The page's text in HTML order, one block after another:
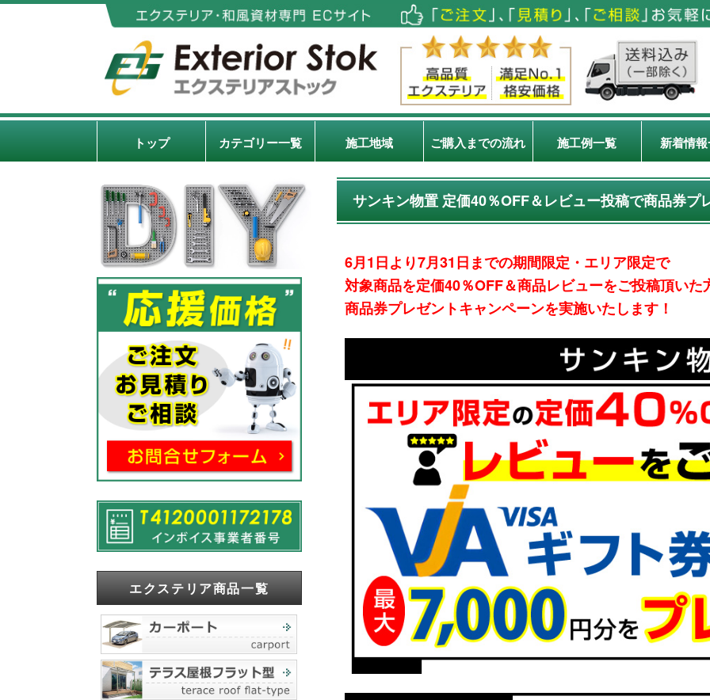
トップ カテゴリー一覧 施工地域 ご購入までの流れ 施工例一覧 新着情
サンキン物置 定価40％OFF＆レビュー投稿で商品券プ
6月1日より7月31日までの期間限定・エリア限定で
対象商品を定価40％OFF＆商品レビューをご投稿頂いた
商品券プレゼントキャンペーンを実施いたします！
エクステリア商品一覧